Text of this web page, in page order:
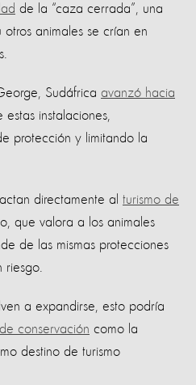
de la “caza cerrada”, una
otros animales se crían en
Sudáfrica avanzó hacia
estas instalaciones,
protección y limitando la
directamente al turismo de
que valora a los animales
de las mismas protecciones
a expandirse, esto podría
conservación como la
destino de turismo